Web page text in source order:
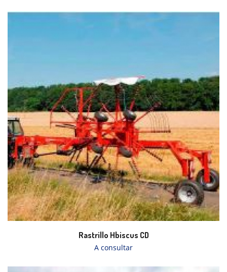
Rastrillo Hbiscus CD
A consultar